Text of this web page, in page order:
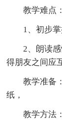
教学难点：
1、初步
2、朗读
得朋友之间应
教学准备
纸，
教学方法